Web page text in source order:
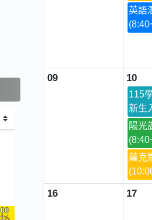
英語
09 10
115
新生
陽光
薩克
16 17